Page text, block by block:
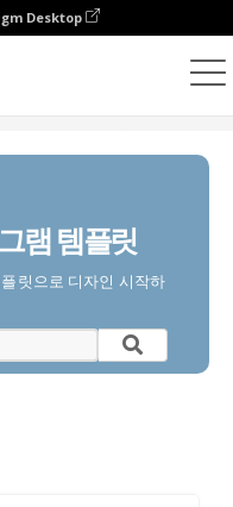
Desktop
램 템플릿
릿으로 디자인 시작하